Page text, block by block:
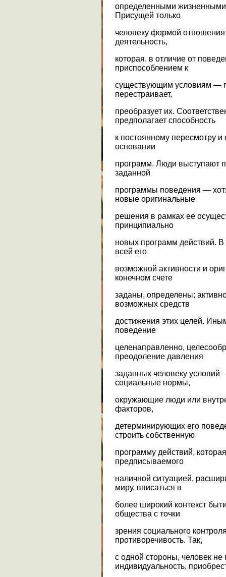
определенными
Присущей только
человеку формой отношения
деятельность,
которая, в отличие от
приспособлением к
существующим условиям —
перестраивает,
преобразует их.
предполагает способность
к постоянному пересмотру
основании
программ. Люди выступают
заданной
программы поведения —
новые оригинальные
решения в рамках ее
принципиально
новых программ действий. В
всей его
возможной активности и
конечном счете
заданы, определены;
возможных средств
достижения этих целей.
поведение
целенаправленно,
преодоление давления
заданных человеку
социальные нормы,
окружающие люди или
факторов,
детерминирующих его
строить собственную
программу действий,
предписываемого
наличной ситуацией,
миру, вписаться в
более широкий контекст
общества с точки
зрения социального
противоречивость. Так,
с одной стороны, человек
индивидуальность,